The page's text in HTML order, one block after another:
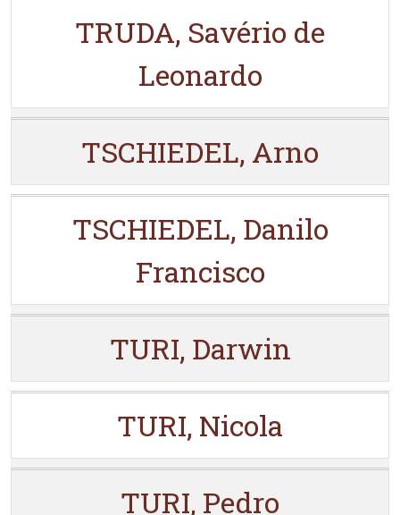
TRUDA, Savério de
Leonardo
TSCHIEDEL, Arno
TSCHIEDEL, Danilo
Francisco
TURI, Darwin
TURI, Nicola
TURI, Pedro